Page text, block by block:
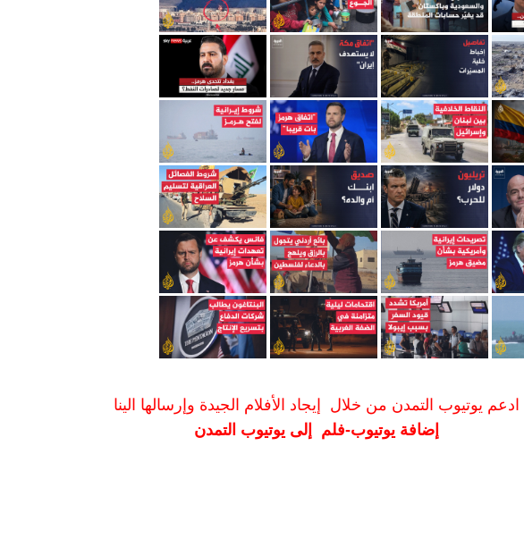
ادعم يوتيوب التمدن من خلال إيجاد الأفلام الجيدة وإرسالها الينا
إضافة يوتيوب-فلم إلى يوتيوب التمدن